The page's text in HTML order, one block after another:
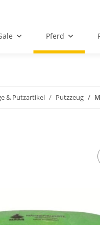
Pferd
& Putzartikel Putzzeug